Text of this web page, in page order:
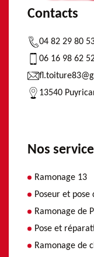
Contacts
04 82 29 80
06 16 98 62
13540
Nos
Ramonage 13
Poseur et
Ramonage de
Pose et
Ramonage de